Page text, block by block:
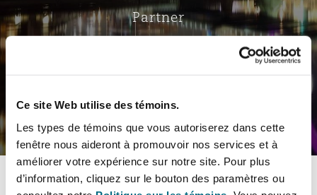
Ce site Web utilise des témoins.
Les types de témoins que vous autoriserez dans cette
fenêtre nous aideront à promouvoir nos services et à
améliorer votre expérience sur notre site. Pour plus
d’information, cliquez sur le bouton des paramètres ou
Recouvrement de dettes
Intervention d’urgence et
Financement et location
Protection des données et
Finances
Responsabilité civile et de
Responsabilité à l’égard des
d’emploi
Énergie
et construction
Partenariats public-privé et
Approvisionnement public
Droit immobilier
Services financiers
Fraude et crimes en col blanc
Enquêtes internes
Kong
Paulo
City
St Stephens Green House
Partner
LinkedIn Carte virtuelle
Champs de pratique